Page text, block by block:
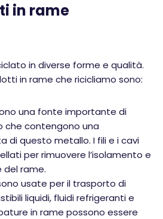
in rame
in diverse forme e qualità.
in rame che ricicliamo sono:
una fonte importante di
che contengono una
di questo metallo. I fili e i cavi
per rimuovere l’isolamento e
del rame.
usate per il trasporto di
liquidi, fluidi refrigeranti e
in rame possono essere